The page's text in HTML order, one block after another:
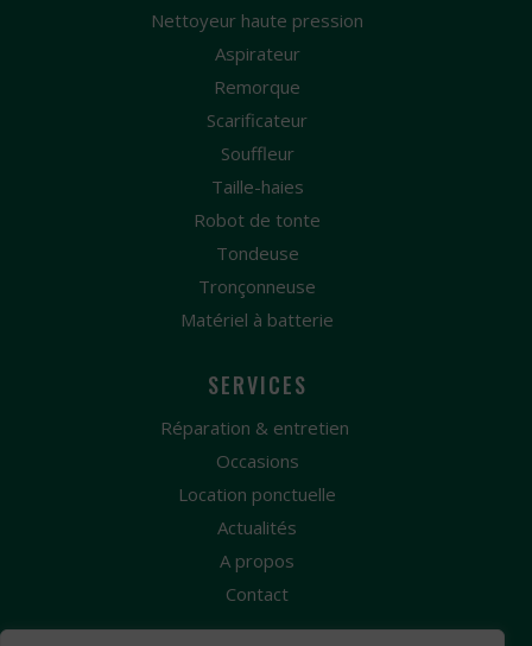
Nettoyeur haute pression
Aspirateur
Remorque
Scarificateur
Souffleur
Taille-haies
Robot de tonte
Tondeuse
Tronçonneuse
Matériel à batterie
SERVICES
Réparation & entretien
Occasions
Location ponctuelle
Actualités
A propos
Contact